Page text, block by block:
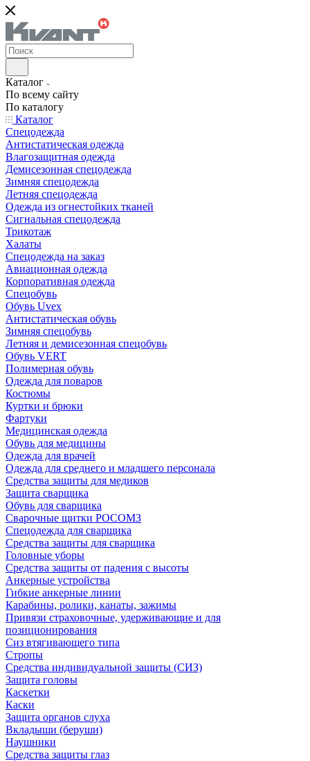
Каталог
По всему сайту
По каталогу
Каталог
Спецодежда
Антистатическая одежда
Влагозащитная одежда
Демисезонная спецодежда
Зимняя спецодежда
Летняя спецодежда
Одежда из огнестойких тканей
Сигнальная спецодежда
Трикотаж
Халаты
Спецодежда на заказ
Авиационная одежда
Корпоративная одежда
Спецобувь
Обувь Uvex
Антистатическая обувь
Зимняя спецобувь
Летняя и демисезонная спецобувь
Обувь VERT
Полимерная обувь
Одежда для поваров
Костюмы
Куртки и брюки
Фартуки
Медицинская одежда
Обувь для медицины
Одежда для врачей
Одежда для среднего и младшего персонала
Средства защиты для медиков
Защита сварщика
Обувь для сварщика
Сварочные щитки РОСОМЗ
Спецодежда для сварщика
Средства защиты для сварщика
Головные уборы
Средства защиты от падения с высоты
Анкерные устройства
Гибкие анкерные линии
Карабины, ролики, канаты, зажимы
Привязи страховочные, удерживающие и для
позиционирования
Сиз втягивающего типа
Стропы
Средства индивидуальной защиты (СИЗ)
Защита головы
Каскетки
Каски
Защита органов слуха
Вкладыши (беруши)
Наушники
Средства защиты глаз